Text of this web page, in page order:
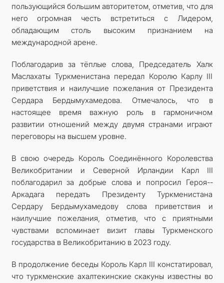
пользующийся большим авторитетом, отметив, что для
него огромная честь встретиться с Лидером,
обладающим столь высоким признанием на
международной арене.
Поблагодарив за тёплые слова, Председатель Халк
Маслахаты Туркменистана передал Королю Карлу III
приветствия и наилучшие пожелания от Президента
Сердара Бердымухамедова. Отмечалось, что в
настоящее время важную роль в гармоничном
развитии отношений между двумя странами играют
переговоры на высшем уровне.
В свою очередь Король Соединённого Королевства
Великобритании и Северной Ирландии Карл III
поблагодарил за добрые слова и попросил Героя-­
Аркадага передать Президенту Туркменистана
Сердару Бердымухамедову слова приветствия и
наилучшие пожелания, отметив, что с приятными
чувствами вспоминает визит главы Туркменского
государства в Великобританию в 2023 году.
В продолжение беседы Король Карл III констатировал,
что туркменские ахалтекинские скакуны известны во